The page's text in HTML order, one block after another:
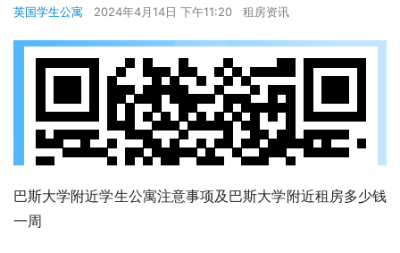
英国学生公寓 2024年4月14日 下午11:20 租房资讯
巴斯大学附近学生公寓注意事项及巴斯大学附近租房多少钱
一周